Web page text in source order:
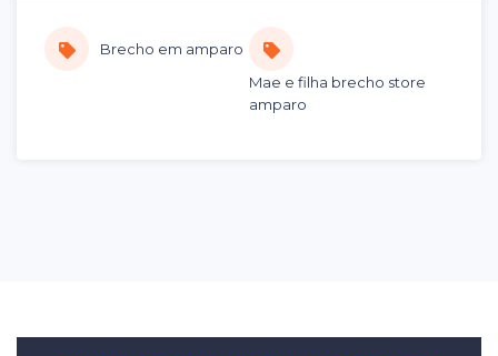
Brecho em amparo
Mae e filha brecho store
amparo